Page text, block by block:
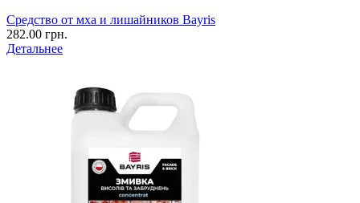
Средство от мха и лишайников Bayris
282.00 грн.
Детальнее